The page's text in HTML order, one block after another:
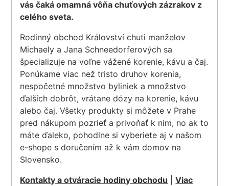
vás čaká omamná vôňa chuťových zázrakov z
celého sveta.
Rodinný obchod Království chuti manželov
Michaely a Jana Schneedorferových sa
špecializuje na voľne vážené korenie, kávu a čaj.
Ponúkame viac než tristo druhov korenia,
nespočetné množstvo byliniek a množstvo
ďalších dobrôt, vrátane dózy na korenie, kávu
alebo čaj. Všetky produkty si môžete v Prahe
pred nákupom pozrieť a privoňať k nim, no ak to
máte ďaleko, pohodlne si vyberiete aj v našom
e-shope s doručením až k vám domov na
Slovensko.
Kontakty a otváracie hodiny obchodu |Viac